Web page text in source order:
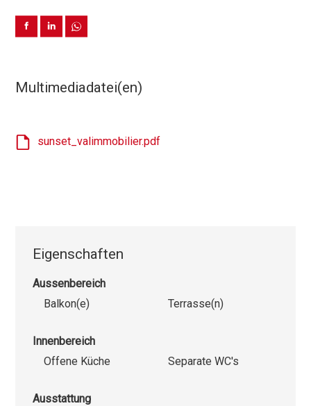
Multimediadatei(en)
sunset_valimmobilier.pdf
Eigenschaften
Aussenbereich
Balkon(e)
Terrasse(n)
Innenbereich
Offene Küche
Separate WC's
Ausstattung